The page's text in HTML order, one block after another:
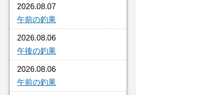
2026.08.07
午前の釣果
2026.08.06
午後の釣果
2026.08.06
午前の釣果